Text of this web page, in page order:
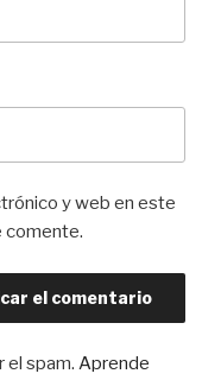
y web en este
comente.
el spam. Aprende